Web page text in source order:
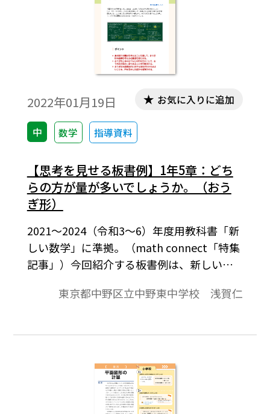
2022年01月19日
中 数学 指導資料
お気に入りに追加
【思考を見せる板書例】1年5章：どち
らの方が量が多いでしょうか。（おう
ぎ形）
2021～2024（令和3～6）年度用教科書「新
しい数学」に準拠。（math connect「特集
記事」）今回紹介する板書例は、新しい数
ょうか？」です。ここまでは、円の対称性を
作図しました。ここでは、おうぎ形を円の
して、おうぎ形の面積の公式の求め方につ
なげていきます。
東京都中野区立中野東中学校 浅賀仁